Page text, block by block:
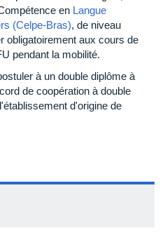
en Langue
(Celpe-Bras), de niveau
obligatoirement aux cours de
pendant la mobilité.
à un double diplôme à
de coopération à double
d'origine de